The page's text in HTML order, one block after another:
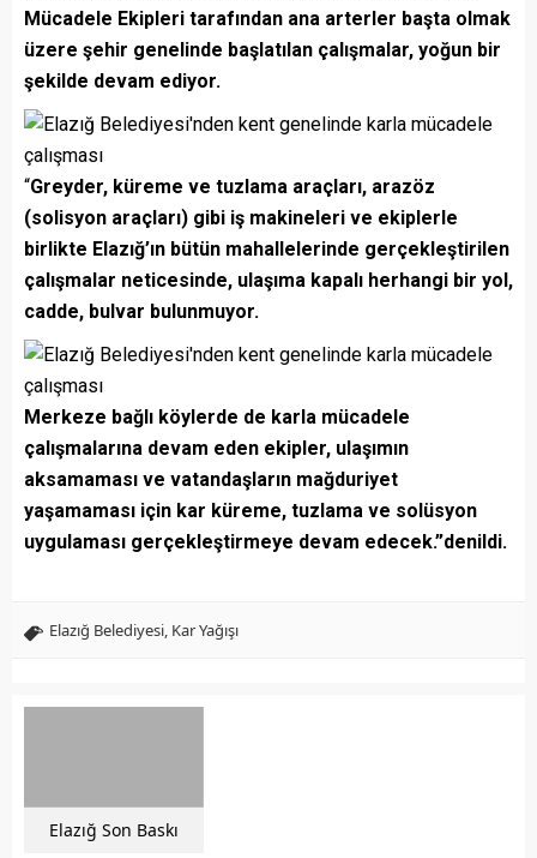
Mücadele Ekipleri tarafından ana arterler başta olmak
üzere şehir genelinde başlatılan çalışmalar, yoğun bir
şekilde devam ediyor.
“Greyder, küreme ve tuzlama araçları, arazöz
(solisyon araçları) gibi iş makineleri ve ekiplerle
birlikte Elazığ’ın bütün mahallelerinde gerçekleştirilen
çalışmalar neticesinde, ulaşıma kapalı herhangi bir yol,
cadde, bulvar bulunmuyor.
Merkeze bağlı köylerde de karla mücadele
çalışmalarına devam eden ekipler, ulaşımın
aksamaması ve vatandaşların mağduriyet
yaşamaması için kar küreme, tuzlama ve solüsyon
uygulaması gerçekleştirmeye devam edecek.”denildi.
Elazığ Belediyesi Kar Yağışı
Elazığ Son Baskı